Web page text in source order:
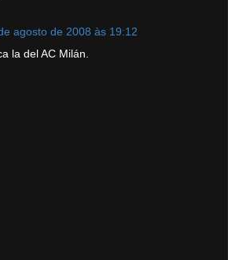
agosto de 2008 às 19:12
la del AC Milán.